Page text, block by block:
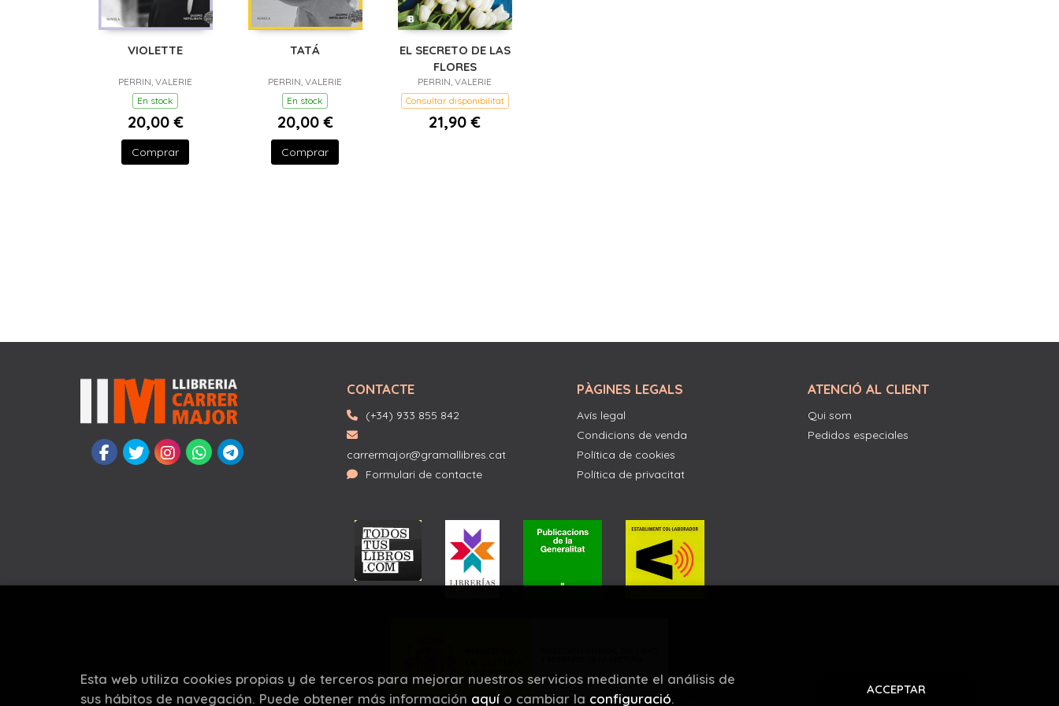
VIOLETTE
PERRIN, VALERIE
En stock
20,00 €
Comprar
TATÁ
PERRIN, VALERIE
En stock
20,00 €
Comprar
EL SECRETO DE LAS
FLORES
PERRIN, VALERIE
Consultar disponibilitat
21,90 €
CONTACTE
(+34) 933 855 842
carrermajor@gramallibres.cat
Formulari de contacte
PÀGINES LEGALS
Avís legal
Condicions de venda
Política de cookies
Política de privacitat
ATENCIÓ AL CLIENT
Qui som
Pedidos especiales
Esta web utiliza cookies propias y de terceros para mejorar nuestros servicios mediante el análisis de
sus hábitos de navegación. Puede obtener más información aquí o cambiar la configuració.
ACCEPTAR